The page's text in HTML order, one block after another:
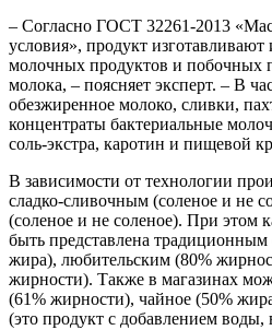
– Согласно ГОСТ 32261-2013
условия», продукт изготавливают
молочных продуктов и побочных
молока, – поясняет эксперт. – В
обезжиренное молоко, сливки,
концентраты бактериальные
соль-экстра, каротин и пищевой
В зависимости от технологии
сладко-сливочным (соленое и не
(соленое и не соленое). При этом
быть представлена
жира), любительским (80%
жирности). Также в магазинах
(61% жирности), чайное (50%
(это продукт с добавлением воды,